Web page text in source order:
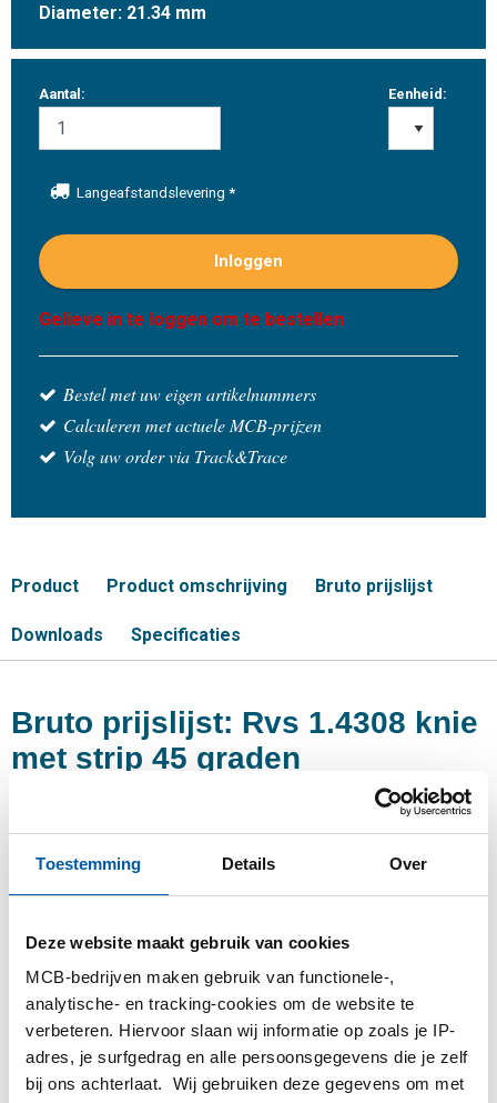
Toestemming Details Over
Deze website maakt gebruik van cookies
MCB-bedrijven maken gebruik van functionele-,
analytische- en tracking-cookies om de website te
verbeteren. Hiervoor slaan wij informatie op zoals je IP-
adres, je surfgedrag en alle persoonsgegevens die je zelf
bij ons achterlaat. Wij gebruiken deze gegevens om met
Diameter: 21.34 mm
Aantal: Eenheid:
Langeafstandslevering*
Inloggen
Gelieve in te loggen om te bestellen
Bestel met uw eigen artikelnummers
Calculeren met actuele MCB-prijzen
Volg uw order via Track&Trace
Product Product omschrijving Bruto prijslijst
Downloads Specificaties
Bruto prijslijst: Rvs 1.4308 knie
met strip 45 graden
Prijzen in Euro per: 0
Artikelnummer
2440-0119-12
1.4308 knie met strip 45 graden 1/2In
Stuks gewicht in kg
0,10
Bruto prijs
Selecteer